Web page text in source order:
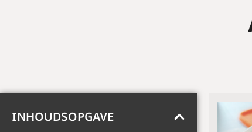
INHOUDSOPGAVE